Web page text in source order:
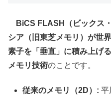
BiCS FLASH（ビックス
シア（旧東芝メモリ）が世
素子を「垂直」に積み上げ
メモリ技術のことです。
従来のメモリ（2D）: 平